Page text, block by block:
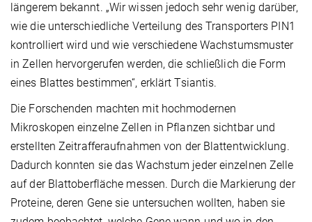
längerem bekannt. „Wir wissen jedoch sehr wenig darüber,
wie die unterschiedliche Verteilung des Transporters PIN1
kontrolliert wird und wie verschiedene Wachstumsmuster
in Zellen hervorgerufen werden, die schließlich die Form
eines Blattes bestimmen“, erklärt Tsiantis.
Die Forschenden machten mit hochmodernen
Mikroskopen einzelne Zellen in Pflanzen sichtbar und
erstellten Zeitrafferaufnahmen von der Blattentwicklung.
Dadurch konnten sie das Wachstum jeder einzelnen Zelle
auf der Blattoberfläche messen. Durch die Markierung der
Proteine, deren Gene sie untersuchen wollten, haben sie